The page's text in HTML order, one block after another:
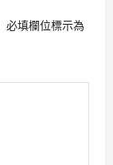
必填欄位標示為